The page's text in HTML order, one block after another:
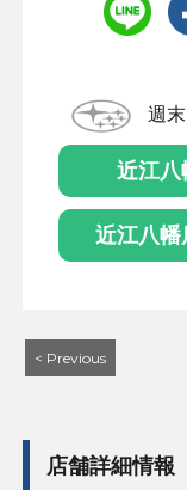
週
近江八
近江八幡
< Previous
店舗詳細情報